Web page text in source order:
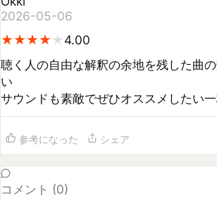
★
★★
★★
★
い
サウンドも素敵でぜひオススメしたい一枚
参考になった シェア
コメント (0
まだコメントがありません